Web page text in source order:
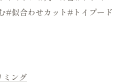
#似合わせカット#トイプード
ミング